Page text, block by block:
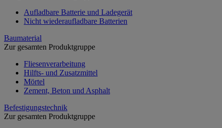
Aufladbare Batterie und Ladegerät
Nicht wiederaufladbare Batterien
Baumaterial
Zur gesamten Produktgruppe
Fliesenverarbeitung
Hilfts- und Zusatzmittel
Mörtel
Zement, Beton und Asphalt
Befestigungstechnik
Zur gesamten Produktgruppe